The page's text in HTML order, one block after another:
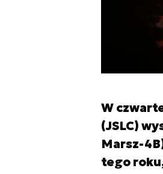
W
(JSLC)
Marsz-
tego